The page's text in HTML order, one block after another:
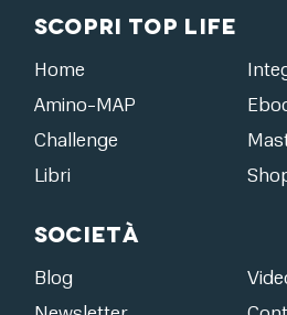
Scopri Top Life
Home
Amino-MAP
Challenge
Libri
Società
Blog